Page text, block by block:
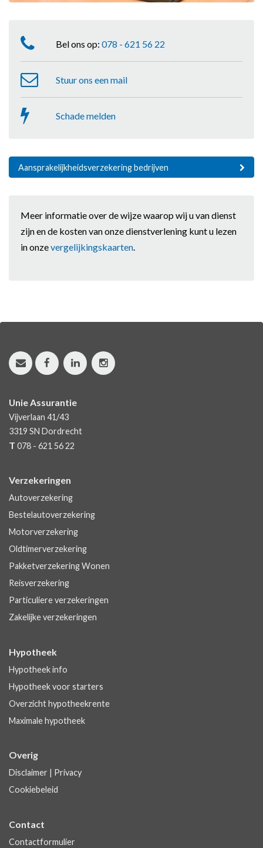
Bel ons op: 078 - 621 56 22
Stuur ons een mail
Schade melden
Aansprakelijkheidsverzekering bedrijven
Meer informatie over de wijze waarop wij u van dienst
zijn en de kosten van onze dienstverlening kunt u lezen
in onzevergelijkingskaarten.
Unie Assurantie
Vijverlaan 41/43
3319 SN Dordrecht
T 078 - 621 56 22
Verzekeringen
Autoverzekering
Bestelautoverzekering
Motorverzekering
Oldtimerverzekering
Pakketverzekering Wonen
Reisverzekering
Particuliere verzekeringen
Zakelijke verzekeringen
Hypotheek
Hypotheek info
Hypotheek voor starters
Overzicht hypotheekrente
Maximale hypotheek
Overig
Disclaimer | Privacy
Cookiebeleid
Contact
Contactformulier